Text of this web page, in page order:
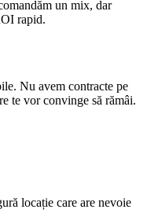
un mix, dar
rapid.
Nu avem contracte pe
te vor convinge să rămâi.
locație care are nevoie